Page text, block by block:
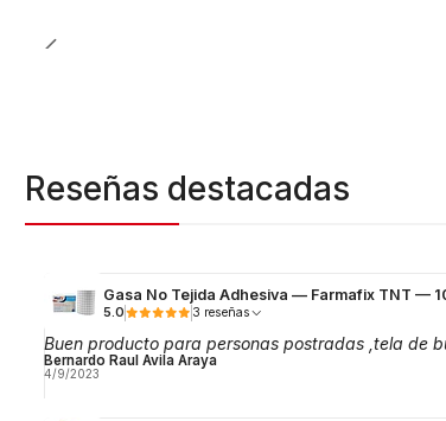
Reseñas destacadas
Gasa No Tejida Adhesiva — Farmafix TNT —
5.0 3 reseñas
Buen producto para personas postradas ,tela de
Bernardo Raul Avila Araya
4/9/2023